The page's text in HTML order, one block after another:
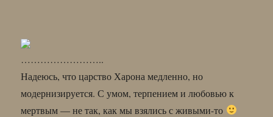
……………………..
Надеюсь, что царство Харона медленно, но
модернизируется. С умом, терпением и любовью к
мертвым — не так, как мы взялись с живыми-то